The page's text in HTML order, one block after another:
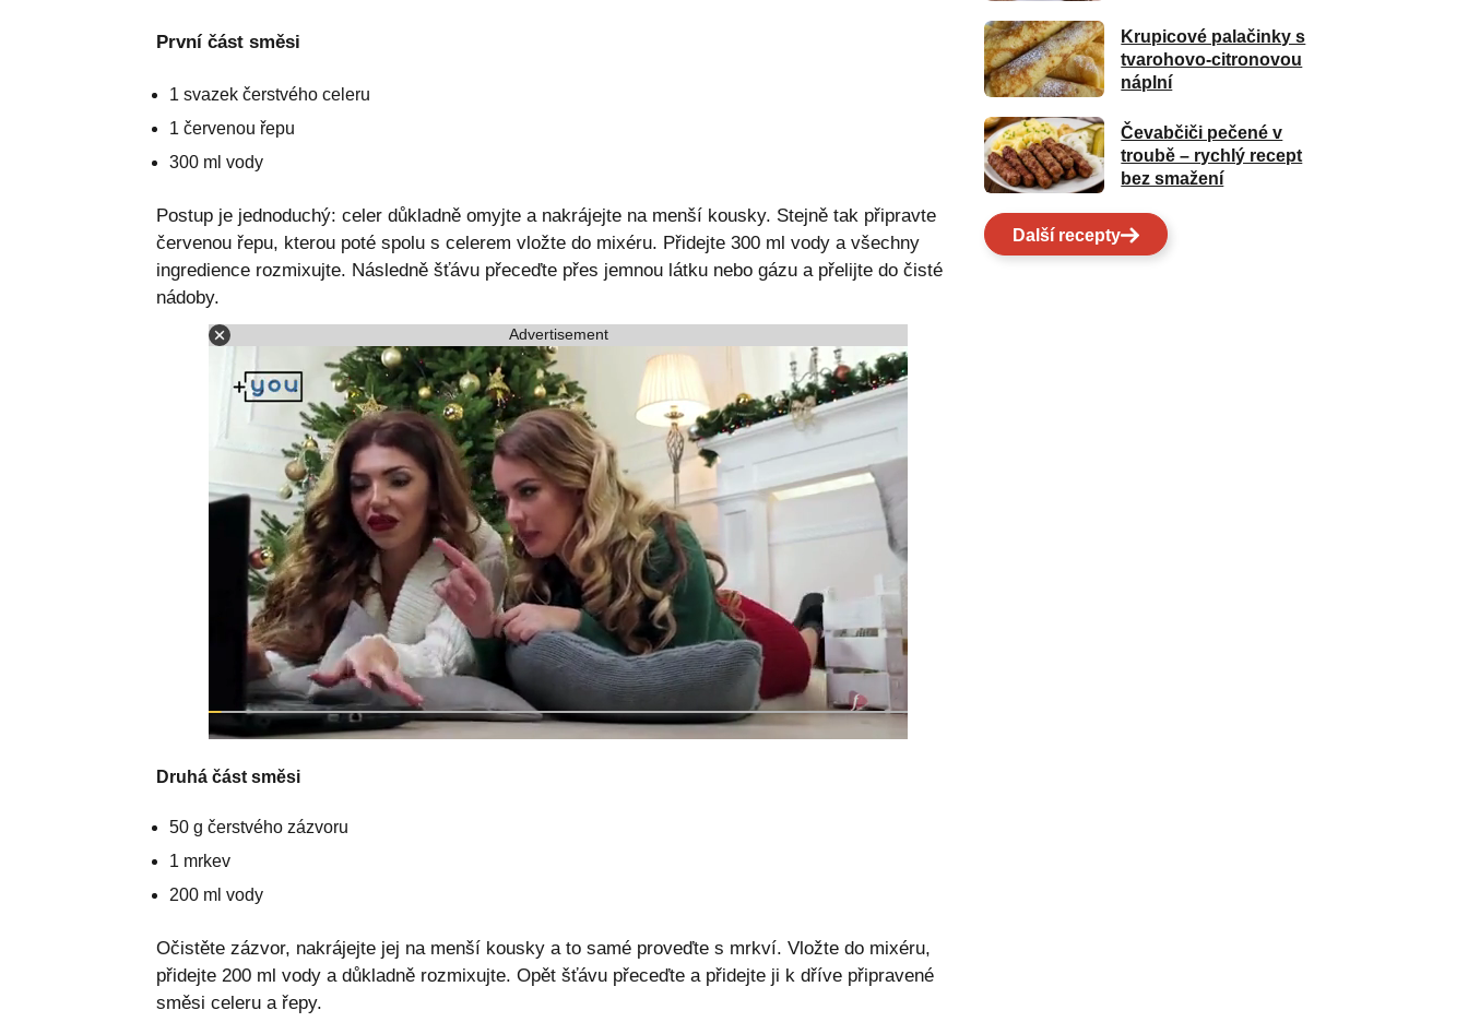
První část směsi
1 svazek čerstvého celeru
1 červenou řepu
300 ml vody
Postup je jednoduchý: celer důkladně omyjte a nakrájejte na menší kousky. Stejně tak připravte
červenou řepu, kterou poté spolu s celerem vložte do mixéru. Přidejte 300 ml vody a všechny
ingredience rozmixujte. Následně šťávu přeceďte přes jemnou látku nebo gázu a přelijte do čisté
nádoby.
Advertisement
Druhá část směsi
50 g čerstvého zázvoru
1 mrkev
200 ml vody
Očistěte zázvor, nakrájejte jej na menší kousky a to samé proveďte s mrkví. Vložte do mixéru,
přidejte 200 ml vody a důkladně rozmixujte. Opět šťávu přeceďte a přidejte ji k dříve připravené
směsi celeru a řepy.
Krupicové palačinky s
tvarohovo-citronovou
náplní
Čevabčiči pečené v
troubě – rychlý recept
bez smažení
Další recepty